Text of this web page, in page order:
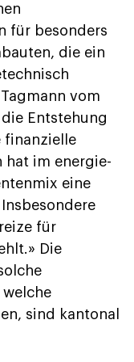
für besonders
die ein
vom
Entstehung
finanzielle
hat im energie-
eine
für
Die
sind kantonal